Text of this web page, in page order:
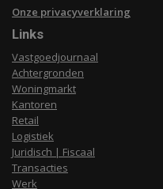
Onze privacyverklaring
Links
Vastgoedjournaal
Achtergronden
Woningmarkt
Kantoren
Retail
Logistiek
Juridisch | Fiscaal
Transacties
Werk